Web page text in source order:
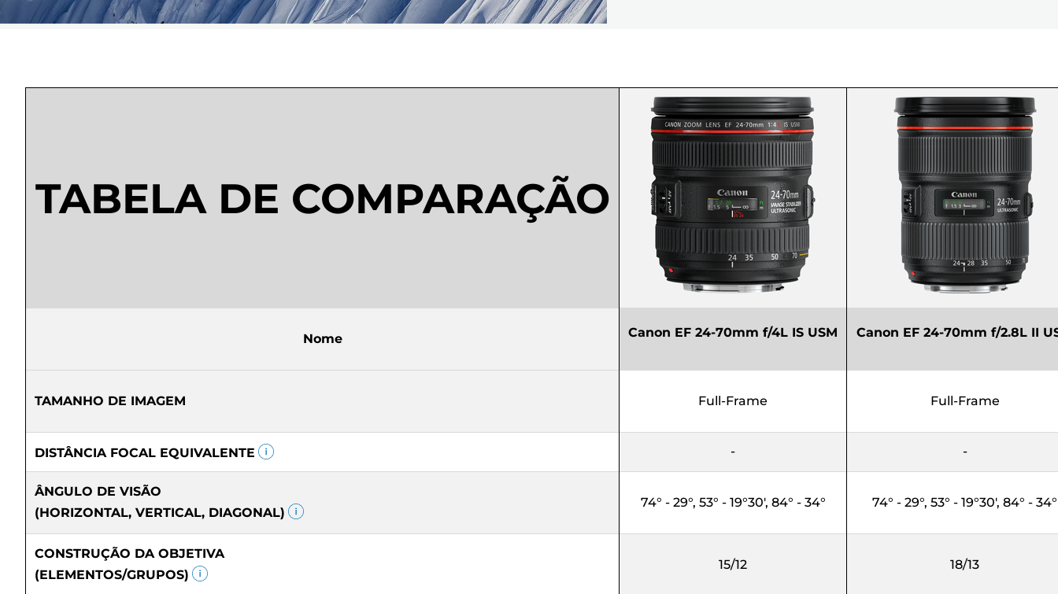
TABELA DE COMPARAÇÃO
Nome Canon EF 24-70mm f/4L IS USM Canon EF 24-70mm f/2.8L II
TAMANHO DE IMAGEM Full-Frame Full-Frame
DISTÂNCIA FOCAL EQUIVALENTE - -
ÂNGULO DE VISÃO
(HORIZONTAL, VERTICAL, DIAGONAL)
74° - 29°, 53° - 19°30', 84° - 34° 74° - 29°, 53° - 19°30', 84° - 34°
CONSTRUÇÃO DA OBJETIVA
(ELEMENTOS/GRUPOS)
15/12 18/13